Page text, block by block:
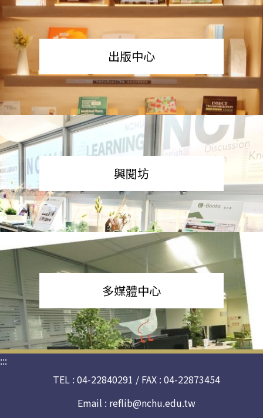
出版中心
興閱坊
多媒體中心
:::
TEL : 04-22840291 / FAX : 04-22873454
Email : reflib@nchu.edu.tw